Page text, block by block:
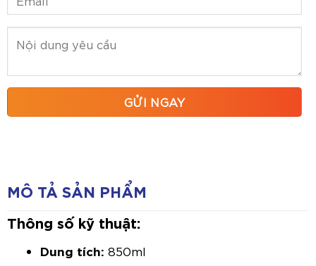
MÔ TẢ SẢN PHẨM
Thông số kỹ thuật:
Dung tích: 850ml